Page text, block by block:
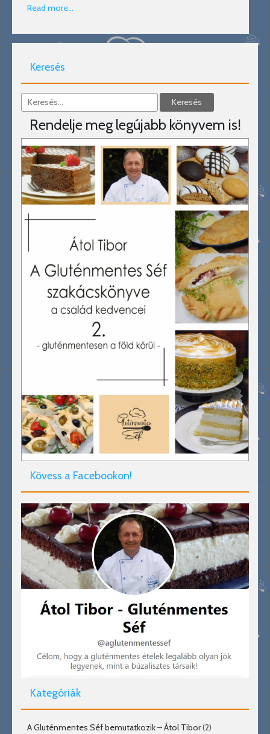
Read more…
Keresés
Rendelje meg legújabb könyvem is!
Kövess a Facebookon!
Kategóriák
A Gluténmentes Séf bemutatkozik – Átol Tibor(2)